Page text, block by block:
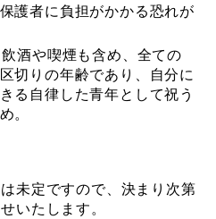
護者に負担がかかる恐れが
酒や喫煙も含め、全ての
切りの年齢であり、自分に
る自律した青年として祝う
。
未定ですので、決まり次第
いたします。